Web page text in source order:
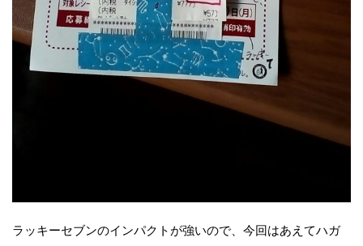
ラッキーセブンのインパクトが強いので、今回はあえてハガ